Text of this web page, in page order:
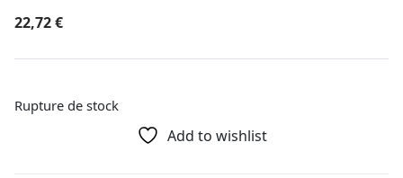
22,72€
Rupture de stock
Add to wishlist